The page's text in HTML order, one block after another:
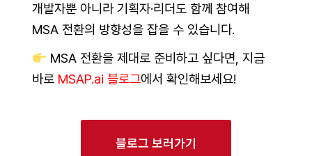
개발자뿐 아니라 기획자·리더도 함께 참여해
MSA 전환의 방향성을 잡을 수 있습니다.
MSA 전환을 제대로 준비하고 싶다면, 지금
바로 MSAP.ai 블로그에서 확인해보세요!
블로그 보러가기